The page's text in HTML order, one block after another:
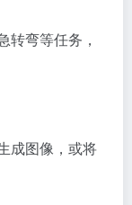
转弯等任务，
成图像，或将